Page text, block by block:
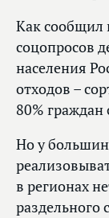
Как сообщил
соцопросов
населения
отходов –
80% граждан
Но у
в регионах
раздельного